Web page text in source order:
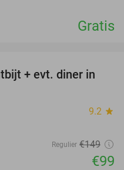
Gratis
34%
+ evt. diner in
9.2 star
Regulier €149
€99